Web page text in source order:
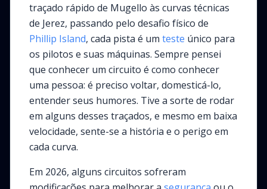
traçado rápido de Mugello às curvas técnicas
de Jerez, passando pelo desafio físico de
Phillip Island, cada pista é um teste único para
os pilotos e suas máquinas. Sempre pensei
que conhecer um circuito é como conhecer
uma pessoa: é preciso voltar, domesticá-lo,
entender seus humores. Tive a sorte de rodar
em alguns desses traçados, e mesmo em baixa
velocidade, sente-se a história e o perigo em
cada curva.
Em 2026, alguns circuitos sofreram